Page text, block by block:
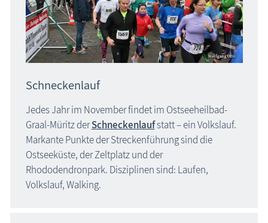
Schneckenlauf
Jedes Jahr im November findet im Ostseeheilbad-
Graal-Müritz derSchneckenlaufstatt – ein Volkslauf.
Markante Punkte der Streckenführung sind die
Ostseeküste, der Zeltplatz und der
Rhododendronpark. Disziplinen sind: Laufen,
Volkslauf, Walking.